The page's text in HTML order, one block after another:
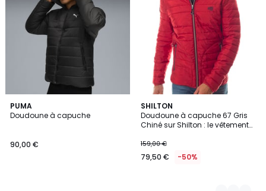
PUMA
Doudoune à capuche
90,00 €
SHILTON
Doudoune à capuche 67 Gris
Chiné sur Shilton : le vêtement
159,00 €
79,50 € -50%
2
Couleurs